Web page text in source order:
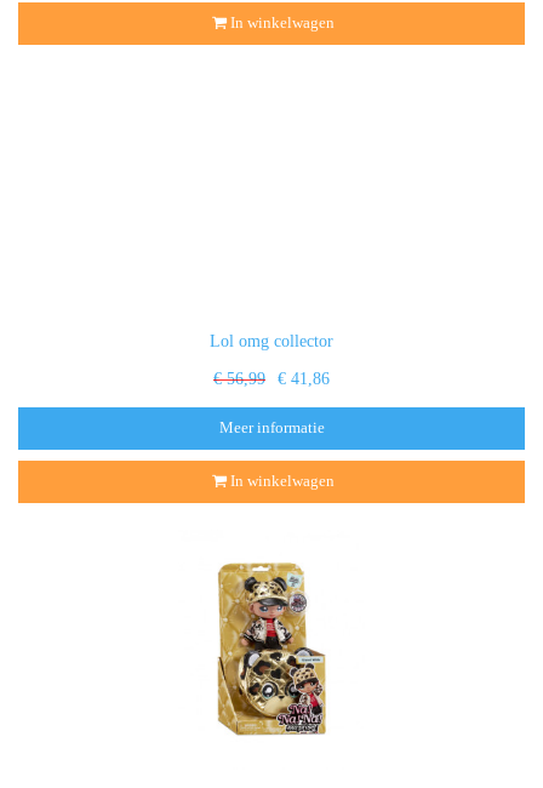
In winkelwagen
Lol omg collector
€ 56,99 € 41,86
Meer informatie
In winkelwagen